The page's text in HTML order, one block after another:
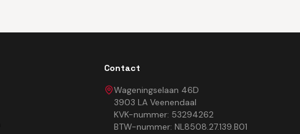
Contact
Wageningselaan 46D
3903 LA Veenendaal
KVK-nummer: 53294262
BTW-nummer: NL8508.27.139.B01